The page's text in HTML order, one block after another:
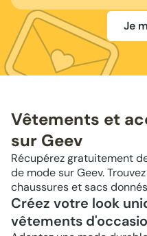
Je
Vêtements et
sur Geev
Récupérez gratuitement
de mode sur Geev.
chaussures et sacs
Créez votre look
vêtements